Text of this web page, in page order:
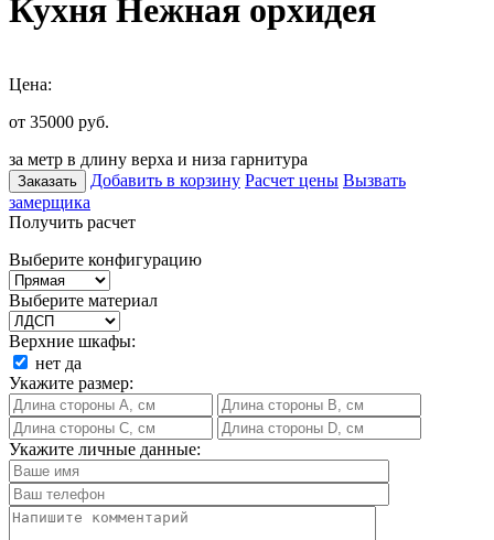
Кухня Нежная орхидея
Цена:
от 35000 руб.
за метр в длину верха и низа гарнитура
Заказать Добавить в корзину Расчет цены Вызвать
замерщика
Получить расчет
Выберите конфигурацию
Выберите материал
Верхние шкафы:
нет да
Укажите размер:
Укажите личные данные: